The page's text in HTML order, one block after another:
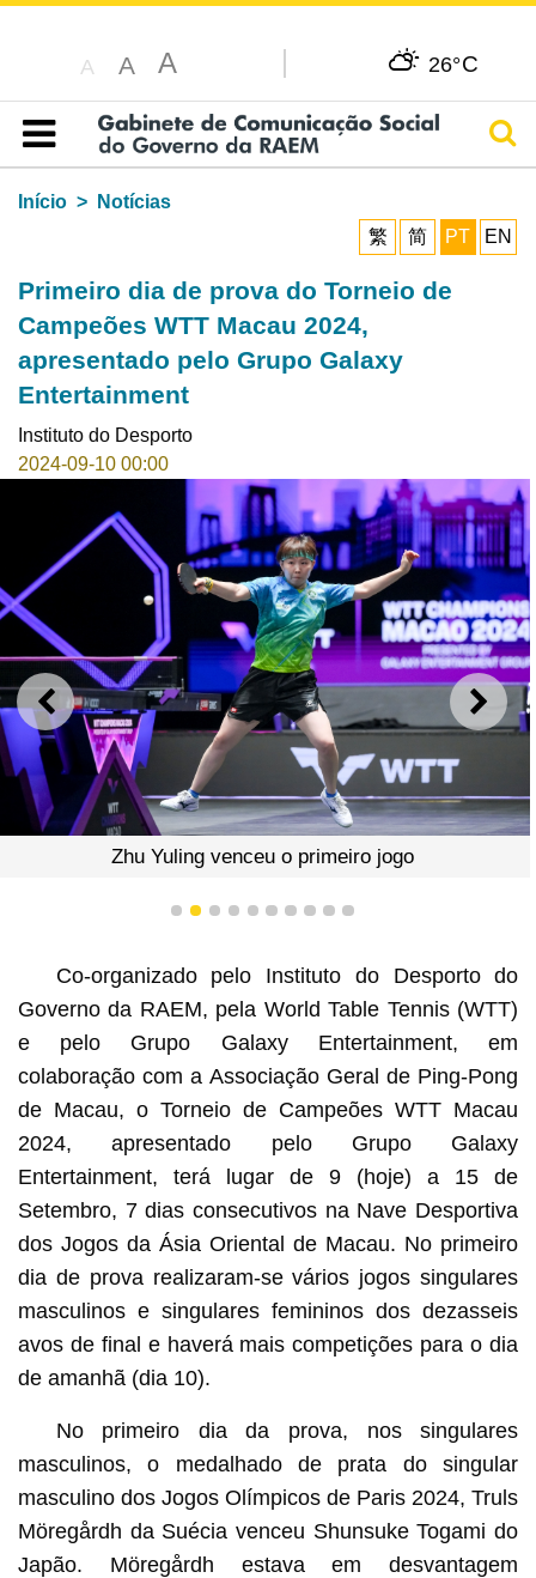
A A A 26°C
Índice
Início
Notícias
繁
简 PT EN
Primeiro dia de prova do Torneio de
Campeões WTT Macau 2024,
apresentado pelo Grupo Galaxy
Entertainment
Instituto do Desporto
2024-09-10 00:00
ANTERIOR
Zhu Yuling venceu o primeiro jogo
1 2 3 4 5 6 7 8 9 10
Co-organizado pelo Instituto do Desporto do
Governo da RAEM, pela World Table Tennis (WTT)
e pelo Grupo Galaxy Entertainment, em
colaboração com a Associação Geral de Ping-Pong
de Macau, o Torneio de Campeões WTT Macau
2024, apresentado pelo Grupo Galaxy
Entertainment, terá lugar de 9 (hoje) a 15 de
Setembro, 7 dias consecutivos na Nave Desportiva
dos Jogos da Ásia Oriental de Macau. No primeiro
dia de prova realizaram-se vários jogos singulares
masculinos e singulares femininos dos dezasseis
avos de final e haverá mais competições para o dia
de amanhã (dia 10).
No primeiro dia da prova, nos singulares
masculinos, o medalhado de prata do singular
masculino dos Jogos Olímpicos de Paris 2024, Truls
Möregårdh da Suécia venceu Shunsuke Togami do
Japão. Möregårdh estava em desvantagem